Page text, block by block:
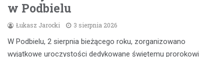
w Podbielu
Łukasz Jarocki 3 sierpnia 2026
W Podbielu, 2 sierpnia bieżącego roku, zorganizowano
wyjątkowe uroczystości dedykowane świętemu prorokowi